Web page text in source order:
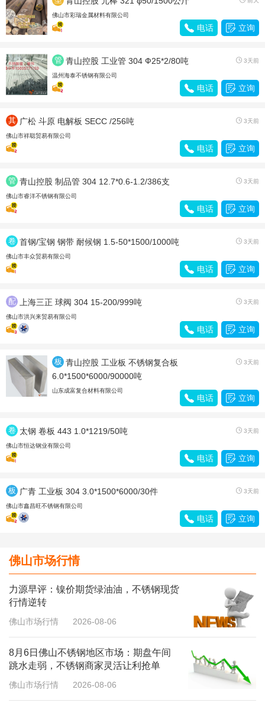
材
佛山市彩瑞金属材料有限公司
 电话  立询
管
材
青山控股 工业管 304 Ф25*2/80吨  3天前
温州海泰不锈钢有限公司
 电话  立询
其
他
广松 斗原 电解板 SECC /256吨  3天前
佛山市祥聪贸易有限公司
 电话  立询
管
材
青山控股 制品管 304 12.7*0.6-1.2/386支  3天前
佛山市睿洋不锈钢有限公司
 电话  立询
卷
带
首钢/宝钢 钢带 耐候钢 1.5-50*1500/1000吨  3天前
佛山市丰众贸易有限公司
 电话  立询
配
件
上海三正 球阀 304 15-200/999吨  3天前
佛山市洪兴来贸易有限公司
 电话  立询
板
材
青山控股 工业板 不锈钢复合板
6.0*1500*6000/90000吨
 3天前
山东成富复合材料有限公司
 电话  立询
卷
带
太钢 卷板 443 1.0*1219/50吨  3天前
佛山市恒达钢业有限公司
 电话  立询
板
材
广青 工业板 304 3.0*1500*6000/30件  3天前
佛山市鑫昌旺不锈钢有限公司
 电话  立询
佛山市场行情
力源早评：镍价期货绿油油，不锈钢现货
行情逆转
佛山市场行情 2026-08-06
8月6日佛山不锈钢地区市场：期盘午间
跳水走弱，不锈钢商家灵活让利抢单
佛山市场行情 2026-08-06